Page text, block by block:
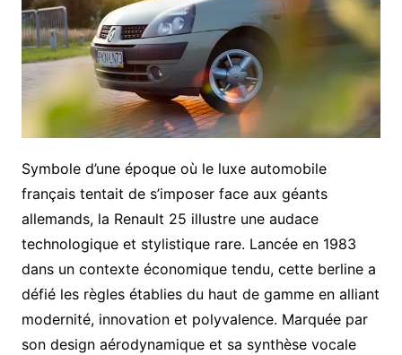
Symbole d’une époque où le luxe automobile
français tentait de s’imposer face aux géants
allemands, la Renault 25 illustre une audace
technologique et stylistique rare. Lancée en 1983
dans un contexte économique tendu, cette berline a
défié les règles établies du haut de gamme en alliant
modernité, innovation et polyvalence. Marquée par
son design aérodynamique et sa synthèse vocale